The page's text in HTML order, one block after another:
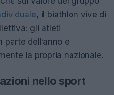
, il biathlon vive di
gli atleti
dell’anno e
la propria nazionale.
nello sport